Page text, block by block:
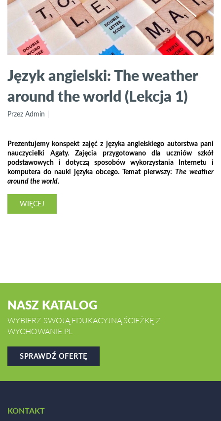
Język angielski: The weather
around the world (Lekcja 1)
Przez Admin
Prezentujemy konspekt zajęć z języka angielskiego autorstwa pani
nauczycielki Agaty. Zajęcia przygotowano dla uczniów szkół
podstawowych i dotyczą sposobów wykorzystania Internetu i
komputera do nauki języka obcego. Temat pierwszy:
The weather
around the world.
WIĘCEJ
NASZ KATALOG
WYBIERZ SWOJĄ EDUKACYJNĄ ŚCIEŻKĘ Z
WYCHOWANIE.PL
SPRAWDŹ OFERTĘ
KONTAKT